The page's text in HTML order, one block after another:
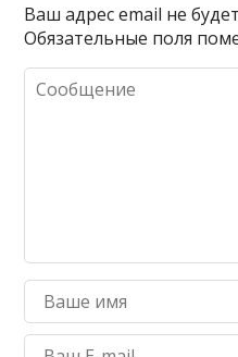
Ваш адрес email не
Обязательные поля